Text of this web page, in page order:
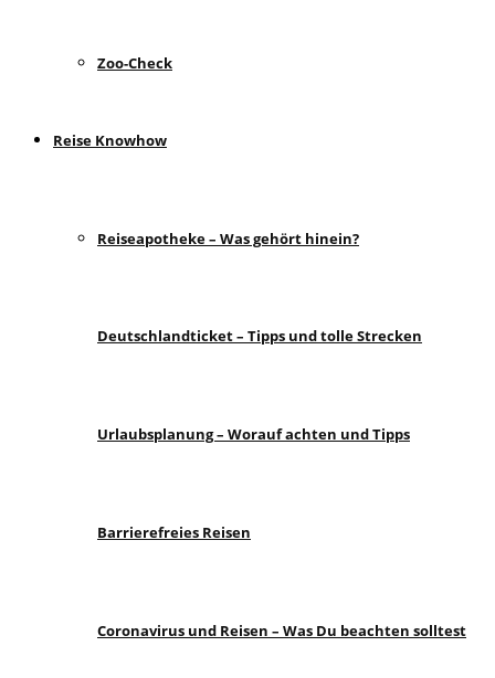
Zoo-Check
Reise Knowhow
Reiseapotheke – Was gehört hinein?
Deutschlandticket – Tipps und tolle Strecken
Urlaubsplanung – Worauf achten und Tipps
Barrierefreies Reisen
Coronavirus und Reisen – Was Du beachten solltest